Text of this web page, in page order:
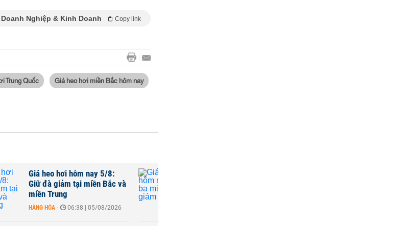
Doanh Nghiệp & Kinh Doanh Copy link
Trung Quốc Giá heo hơi miền Bắc hôm nay
Giá heo hơi hôm nay 5/8:
Giữ đà giảm tại miền Bắc và
miền Trung
HÀNG HÓA - 06:38 | 05/08/2026